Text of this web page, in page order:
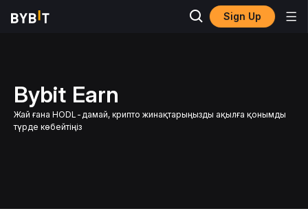
Sign Up
Bybit Earn
Жай ғана HODL-дамай, крипто жинақтарыңызды ақылға қонымды
түрде көбейтіңіз